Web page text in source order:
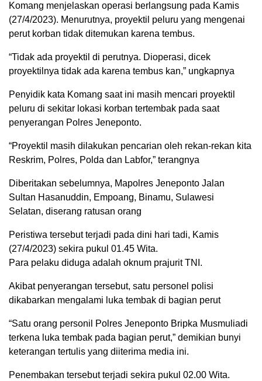
Komang menjelaskan operasi berlangsung pada Kamis
(27/4/2023). Menurutnya, proyektil peluru yang mengenai
perut korban tidak ditemukan karena tembus.
“Tidak ada proyektil di perutnya. Dioperasi, dicek
proyektilnya tidak ada karena tembus kan,” ungkapnya
Penyidik kata Komang saat ini masih mencari proyektil
peluru di sekitar lokasi korban tertembak pada saat
penyerangan Polres Jeneponto.
“Proyektil masih dilakukan pencarian oleh rekan-rekan kita
Reskrim, Polres, Polda dan Labfor,” terangnya
Diberitakan sebelumnya, Mapolres Jeneponto Jalan
Sultan Hasanuddin, Empoang, Binamu, Sulawesi
Selatan, diserang ratusan orang
Peristiwa tersebut terjadi pada dini hari tadi, Kamis
(27/4/2023) sekira pukul 01.45 Wita.
Para pelaku diduga adalah oknum prajurit TNI.
Akibat penyerangan tersebut, satu personel polisi
dikabarkan mengalami luka tembak di bagian perut
“Satu orang personil Polres Jeneponto Bripka Musmuliadi
terkena luka tembak pada bagian perut,” demikian bunyi
keterangan tertulis yang diiterima media ini.
Penembakan tersebut terjadi sekira pukul 02.00 Wita.